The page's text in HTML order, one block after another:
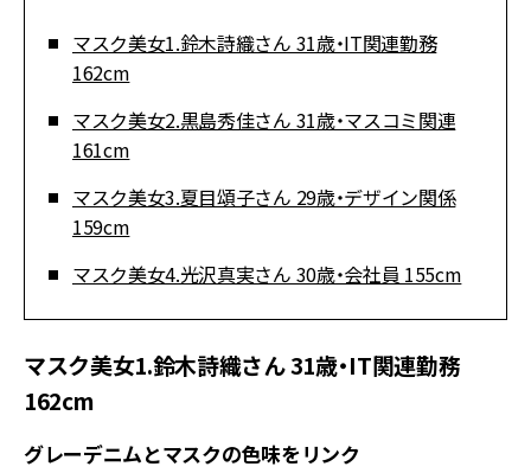
マスク美女1.鈴木詩織さん 31歳・IT関連勤務
162cm
マスク美女2.黒島秀佳さん 31歳・マスコミ関連
161cm
マスク美女3.夏目頌子さん 29歳・デザイン関係
159cm
マスク美女4.光沢真実さん 30歳・会社員 155cm
マスク美女1.鈴木詩織さん 31歳・IT関連勤務
162cm
グレーデニムとマスクの色味をリンク